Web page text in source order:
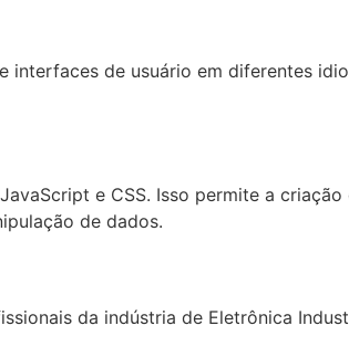
de usuário em diferentes
e CSS. Isso permite a
de dados.
da indústria de Eletrônica